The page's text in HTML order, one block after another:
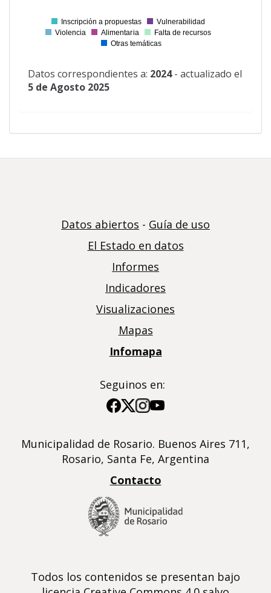
Inscripción a propuestas
Vulnerabilidad
Violencia
Alimentaria
Falta de recursos
Otras temáticas
Datos correspondientes a: 2024- actualizado el
5 de Agosto 2025
Datos abiertos - Guía de uso
El Estado en datos
Informes
Indicadores
Visualizaciones
Mapas
Infomapa
Seguinos en:
Imagen
Imagen
Imagen
Imagen
Municipalidad de Rosario. Buenos Aires 711,
Rosario, Santa Fe, Argentina
Contacto
Todos los contenidos se presentan bajo